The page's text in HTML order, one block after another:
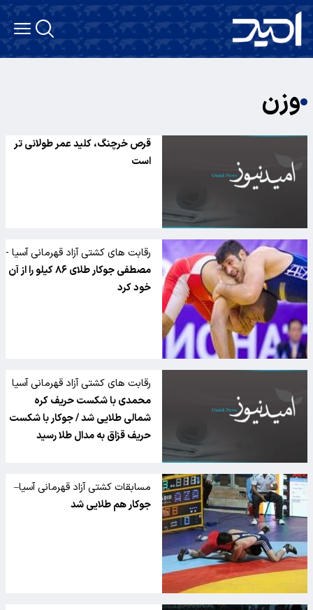
وزن
قرص خرچنگ، کلید عمر طولانی تر
است
رقابت های کشتی آزاد قهرمانی آسیا -
قزاقستان
مصطفی جوکار طلای ۸۶ کیلو را از آن
خود کرد
رقابت های کشتی آزاد قهرمانی آسیا
– قزاقستان:
محمدی با شکست حریف کره
شمالی طلایی شد / جوکار با شکست
حریف قزاق به مدال طلا رسید
مسابقات کشتی آزاد قهرمانی آسیا–
قزاقستان
جوکار هم طلایی شد